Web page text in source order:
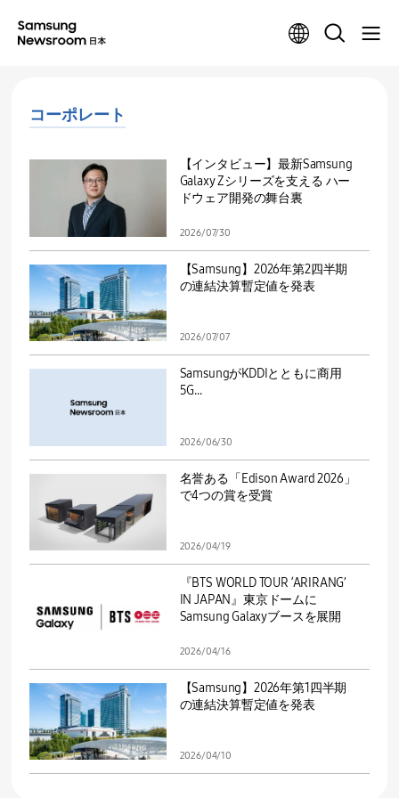
コーポレート
【インタビュー】最新Samsung
Galaxy Zシリーズを支える ハー
ドウェア開発の舞台裏
2026/07/30
【Samsung】2026年第2四半期
の連結決算暫定値を発表
2026/07/07
SamsungがKDDIとともに商用
5G...
2026/06/30
名誉ある「Edison Award 2026」
で4つの賞を受賞
2026/04/19
『BTS WORLD TOUR ‘ARIRANG’
IN JAPAN』東京ドームに
Samsung Galaxyブースを展開
2026/04/16
【Samsung】2026年第1四半期
の連結決算暫定値を発表
2026/04/10